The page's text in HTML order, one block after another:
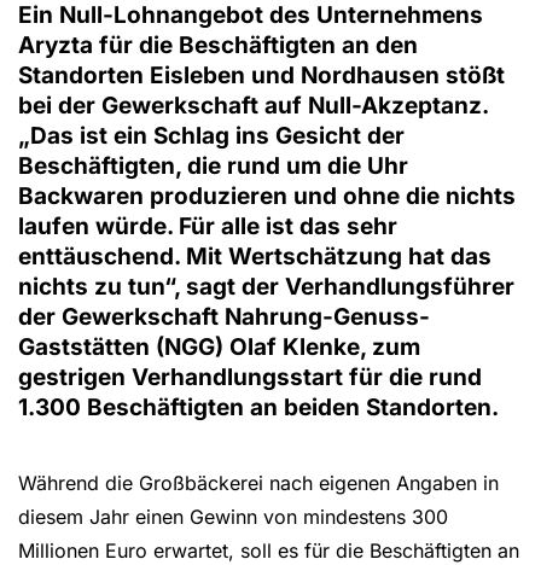
Ein Null-Lohnangebot des Unternehmens
Aryzta für die Beschäftigten an den
Standorten Eisleben und Nordhausen stößt
bei der Gewerkschaft auf Null-Akzeptanz.
„Das ist ein Schlag ins Gesicht der
Beschäftigten, die rund um die Uhr
Backwaren produzieren und ohne die nichts
laufen würde. Für alle ist das sehr
enttäuschend. Mit Wertschätzung hat das
nichts zu tun“, sagt der Verhandlungsführer
der Gewerkschaft Nahrung-Genuss-
Gaststätten (NGG) Olaf Klenke, zum
gestrigen Verhandlungsstart für die rund
1.300 Beschäftigten an beiden Standorten.
Während die Großbäckerei nach eigenen Angaben in
diesem Jahr einen Gewinn von mindestens 300
Millionen Euro erwartet, soll es für die Beschäftigten an